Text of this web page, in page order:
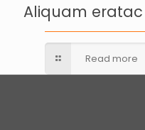
Aliquam eratac
Read more